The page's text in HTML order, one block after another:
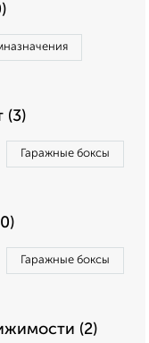
(3)
Гаражные боксы
Гаражные боксы
(2)